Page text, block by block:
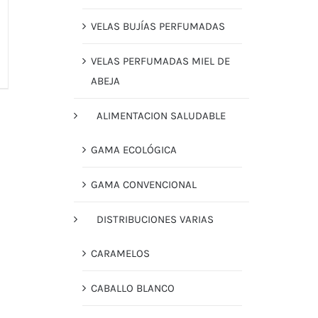
VELAS BUJÍAS PERFUMADAS
VELAS PERFUMADAS MIEL DE
ABEJA
ALIMENTACION SALUDABLE
GAMA ECOLÓGICA
GAMA CONVENCIONAL
DISTRIBUCIONES VARIAS
CARAMELOS
CABALLO BLANCO